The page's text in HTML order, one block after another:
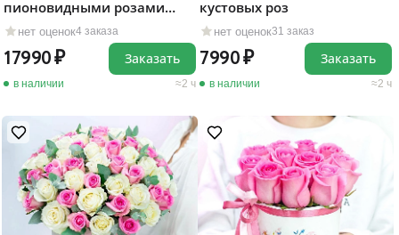
нет оценок4 заказа
пионовидными розами
"Бурлеск"
17990
в наличии 2 ч
Заказать
нет оценок31 заказ
кустовых роз
7990
в наличии 2 ч
Заказать